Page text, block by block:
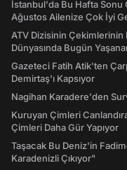
İstanbul'da Bu Hafta Sonu
Ağustos Ailenize Çok İyi
ATV Dizisinin Çekimlerinin
Dünyasında Bugün
Gazeteci Fatih Atik'ten
Demirtaş'ı Kapsıyor
Nagihan Karadere'den
Kuruyan Çimleri
Çimleri Daha Gür Yapıyor
Taşacak Bu Deniz'in
Karadenizli Çıkıyor"